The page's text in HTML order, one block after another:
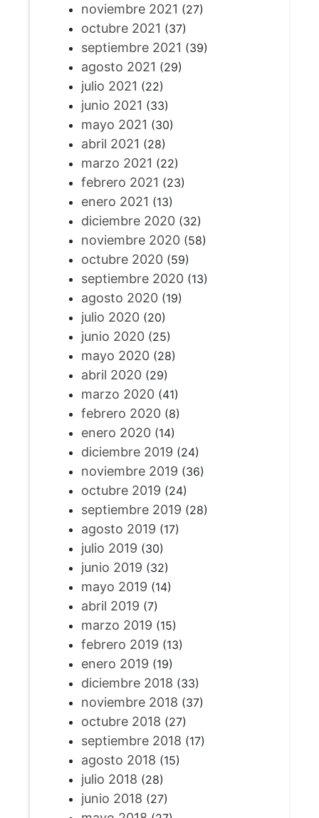
noviembre 2021 (27)
octubre 2021 (37)
septiembre 2021 (39)
agosto 2021 (29)
julio 2021 (22)
junio 2021 (33)
mayo 2021 (30)
abril 2021 (28)
marzo 2021 (22)
febrero 2021 (23)
enero 2021 (13)
diciembre 2020(32)
noviembre 2020(58)
octubre 2020(59)
septiembre 2020(13)
agosto 2020(19)
julio 2020(20)
junio 2020(25)
mayo 2020(28)
abril 2020(29)
marzo 2020(41)
febrero 2020(8)
enero 2020(14)
diciembre 2019 (24)
noviembre 2019 (36)
octubre 2019 (24)
septiembre 2019 (28)
agosto 2019 (17)
julio 2019 (30)
junio 2019 (32)
mayo 2019 (14)
abril 2019 (7)
marzo 2019 (15)
febrero 2019 (13)
enero 2019 (19)
diciembre 2018 (33)
noviembre 2018 (37)
octubre 2018 (27)
septiembre 2018 (17)
agosto 2018 (15)
julio 2018 (28)
junio 2018 (27)